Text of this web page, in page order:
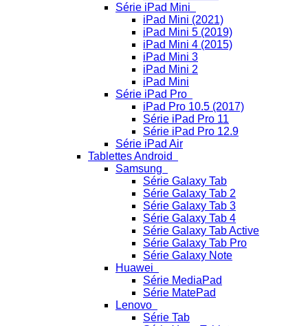
Série iPad Mini
iPad Mini (2021)
iPad Mini 5 (2019)
iPad Mini 4 (2015)
iPad Mini 3
iPad Mini 2
iPad Mini
Série iPad Pro
iPad Pro 10.5 (2017)
Série iPad Pro 11
Série iPad Pro 12.9
Série iPad Air
Tablettes Android
Samsung
Série Galaxy Tab
Série Galaxy Tab 2
Série Galaxy Tab 3
Série Galaxy Tab 4
Série Galaxy Tab Active
Série Galaxy Tab Pro
Série Galaxy Note
Huawei
Série MediaPad
Série MatePad
Lenovo
Série Tab